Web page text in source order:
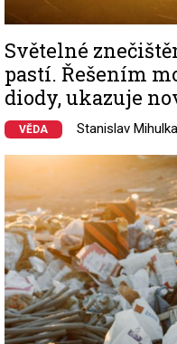
Světelné
pastí. Řešením
diody, ukazuje
VĚDA Stanislav Mihulka
Image